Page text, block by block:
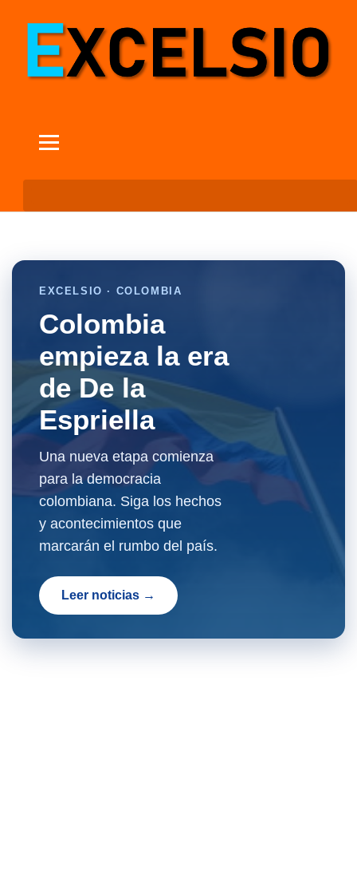
EXCELSIO · COLOMBIA
Colombia
empieza la era
de De la
Espriella
Una nueva etapa comienza
para la democracia
colombiana. Siga los hechos
y acontecimientos que
marcarán el rumbo del país.
Leer noticias →